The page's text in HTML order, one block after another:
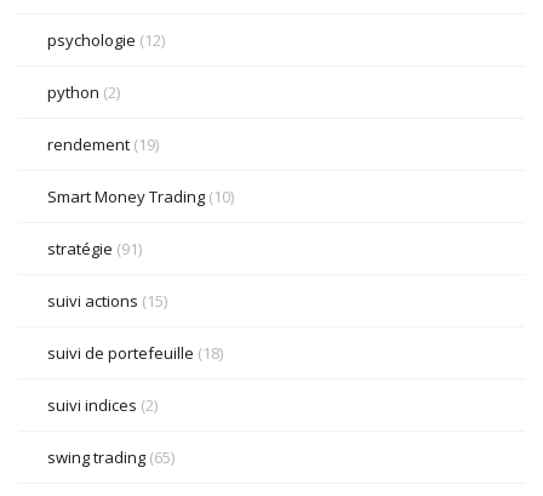
psychologie (12)
python (2)
rendement (19)
Smart Money Trading (10)
stratégie (91)
suivi actions (15)
suivi de portefeuille (18)
suivi indices (2)
swing trading (65)